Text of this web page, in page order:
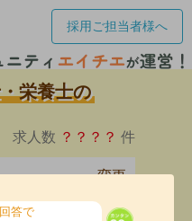
採用ご担当者様へ
栄養士の
求人数 ？？？？ 件
変更
答で